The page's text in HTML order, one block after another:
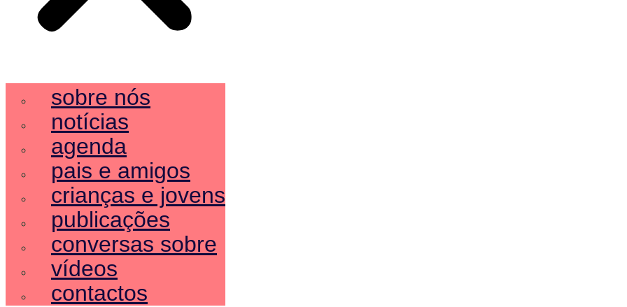
sobre nós
notícias
agenda
pais e amigos
crianças e jovens
publicações
conversas sobre
vídeos
contactos